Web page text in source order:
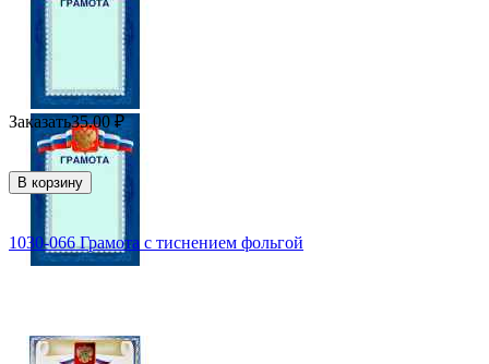
Заказать35.00 ₽
В корзину
1030-066 Грамота с тиснением фольгой